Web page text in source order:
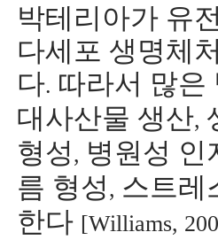
박테리아가 유
다세포 생명체
다. 따라서 많은
대사산물 생산,
형성, 병원성 인
름 형성, 스트레
한다 [Williams,